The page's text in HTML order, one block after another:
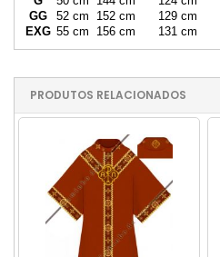
GG
52 cm 152 cm 129 cm
EXG 55 cm 156 cm 131 cm
PRODUTOS RELACIONADOS